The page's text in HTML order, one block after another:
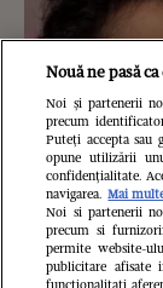
Nouă ne pasă
Noi și partenerii
precum
Puteți accepta sau
opune utilizării
confidențialitate.
navigarea. Mai
Noi si partenerii
precum si
permite website-
publicitare afisate
functionalitati